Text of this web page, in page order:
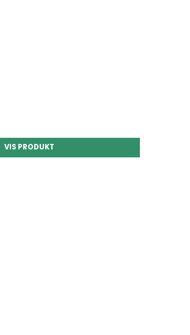
VIS PRODUKT